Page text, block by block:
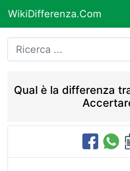
WikiDifferenza.Com
Qual è la differenza